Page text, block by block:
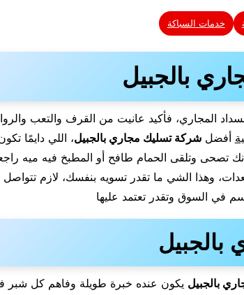
خدمات السباكة
بالجبيل
المجاري، فأكيد عانيت من القرف والتعب
أفضلشركة تسليك مجاري بالجبيل، اللي دايمًا
تصحى وتلقى الحمام طافح أو المطبخ فيه ميه
وهذا الشي ما تقدر تسويه بنفسك، لازم
في السوق وتقدر تعتمد عليها
بالجبيل يكون عنده خبرة طويلة وفاهم كل شبر